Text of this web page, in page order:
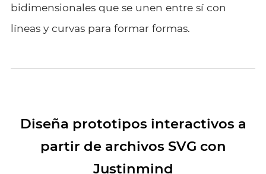
bidimensionales que se unen entre sí con
líneas y curvas para formar formas.
Diseña prototipos interactivos a
partir de archivos SVG con
Justinmind